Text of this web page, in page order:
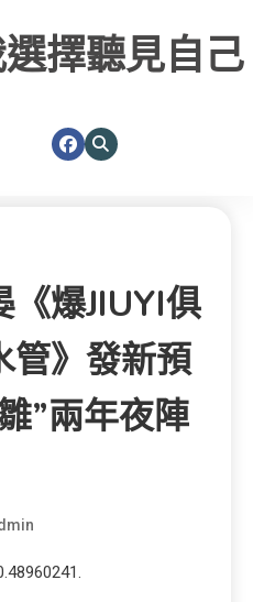
擇聽見自己
爆JIUYI俱
管》發新預
”兩年夜陣